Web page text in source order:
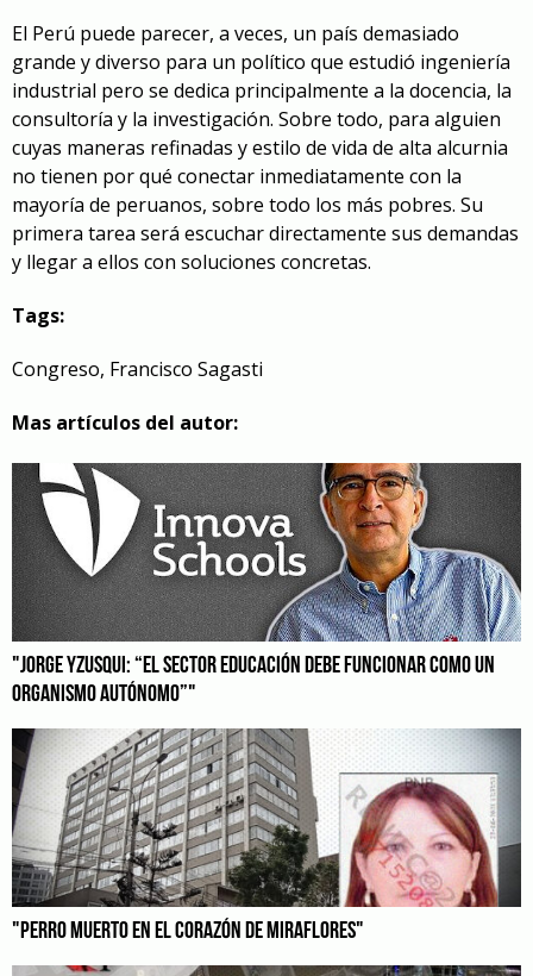
El Perú puede parecer, a veces, un país demasiado
grande y diverso para un político que estudió ingeniería
industrial pero se dedica principalmente a la docencia, la
consultoría y la investigación. Sobre todo, para alguien
cuyas maneras refinadas y estilo de vida de alta alcurnia
no tienen por qué conectar inmediatamente con la
mayoría de peruanos, sobre todo los más pobres. Su
primera tarea será escuchar directamente sus demandas
y llegar a ellos con soluciones concretas.
Tags:
Congreso, Francisco Sagasti
Mas artículos del autor:
"JORGE YZUSQUI: “EL SECTOR EDUCACIÓN DEBE FUNCIONAR COMO UN
ORGANISMO AUTÓNOMO”"
"PERRO MUERTO EN EL CORAZÓN DE MIRAFLORES"